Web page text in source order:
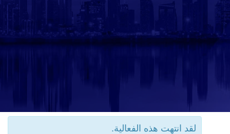
لقد انتهت هذه الفعالية.